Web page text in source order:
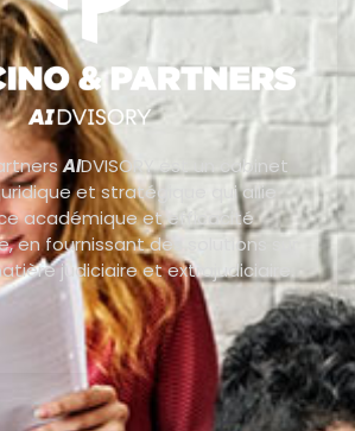
AIDVISORY est un cabinet
et stratégique qui allie
académique et efficacité
en fournissant des solutions sur
judiciaire et extrajudiciaire.